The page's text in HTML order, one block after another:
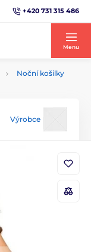
+420 731 315 486
Menu
Noční košilky
Výrobce